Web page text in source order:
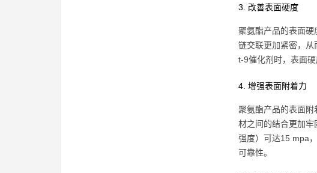
3. 改善表面硬度
聚氨酯产品的表面
链交联更加紧密，
t-9催化剂时，表面
4. 增强表面附着力
聚氨酯产品的表面
材之间的结合更加
强度）可达15 mpa
可靠性。